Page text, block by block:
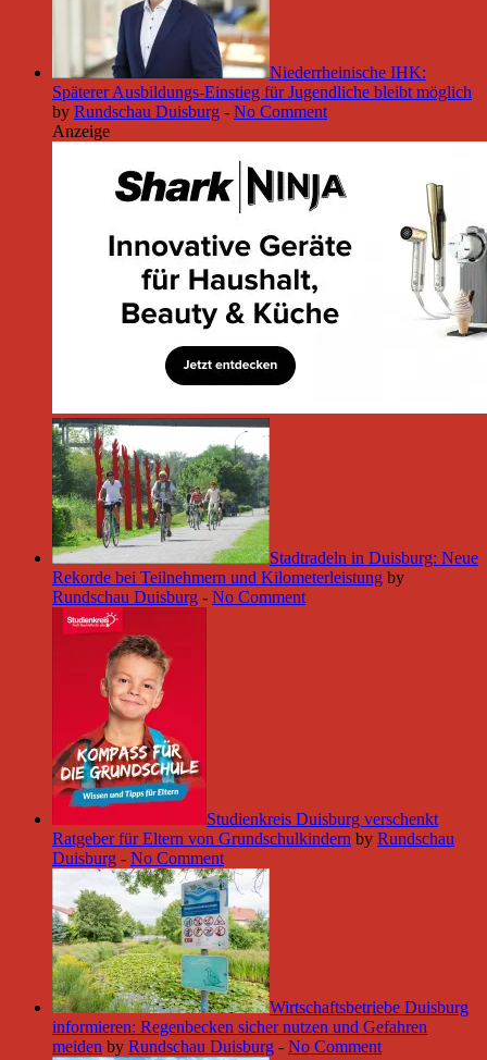
Niederrheinische IHK:
Späterer Ausbildungs-Einstieg für Jugendliche bleibt möglich
by Rundschau Duisburg - No Comment
Anzeige
Stadtradeln in Duisburg: Neue
Rekorde bei Teilnehmern und Kilometerleistung by
Rundschau Duisburg - No Comment
Studienkreis Duisburg verschenkt
Ratgeber für Eltern von Grundschulkindern by Rundschau
Duisburg - No Comment
Wirtschaftsbetriebe Duisburg
informieren: Regenbecken sicher nutzen und Gefahren
meiden by Rundschau Duisburg - No Comment